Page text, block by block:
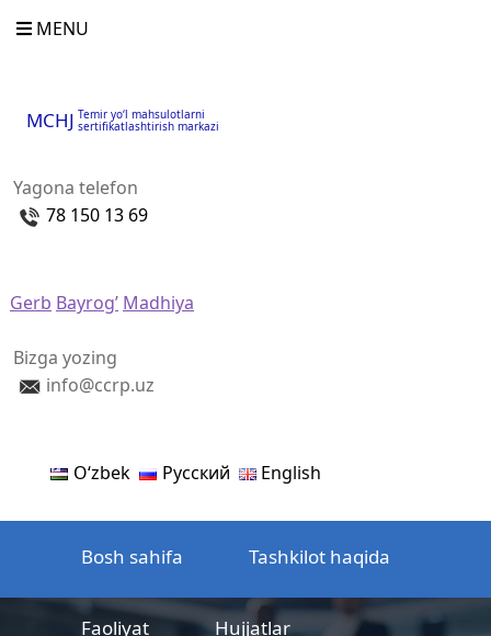
MENU
MCHJ Temir yo‘l mahsulotlarni
sertifikatlashtirish markazi
Yagona telefon
78 150 13 69
Gerb Bayrog’ Madhiya
Bizga yozing
info@ccrp.uz
Oʻzbek Русский English
Bosh sahifa Tashkilot haqida
Faoliyat Hujjatlar